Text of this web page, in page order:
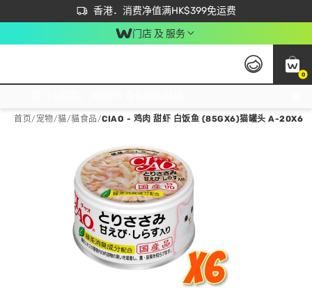
香港．消费净值满HK$399免运费
立即成为易赏钱会员尽享独家优惠
首次APP下单买满$450 输入 NEWAPP 即减$50
门店 及 服务
0
首页/ 宠物/貓/貓食品/CIAO - 鸡肉 甜虾 白饭鱼 (85GX6)猫罐头 A-20X6